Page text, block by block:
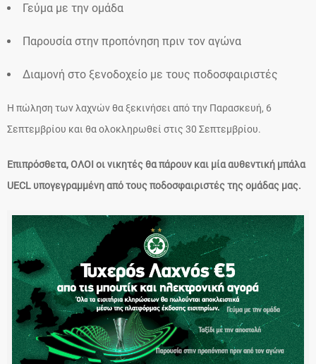
Γεύμα με την ομάδα
Παρουσία στην προπόνηση πριν τον αγώνα
Διαμονή στο ξενοδοχείο με τους ποδοσφαιριστές
Η πώληση των λαχνών θα ξεκινήσει από την Παρασκευή, 6
Σεπτεμβρίου και θα ολοκληρωθεί στις 30 Σεπτεμβρίου.
Επιπρόσθετα, ΟΛΟΙ οι νικητές θα πάρουν και μία αυθεντική μπάλα
UECL υπογεγραμμένη από τους ποδοσφαιριστές της ομάδας μας.